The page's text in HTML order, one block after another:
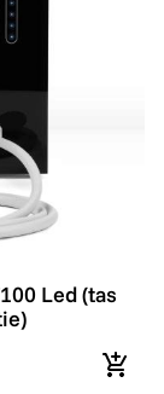
Led (tas en
Led (tas
In